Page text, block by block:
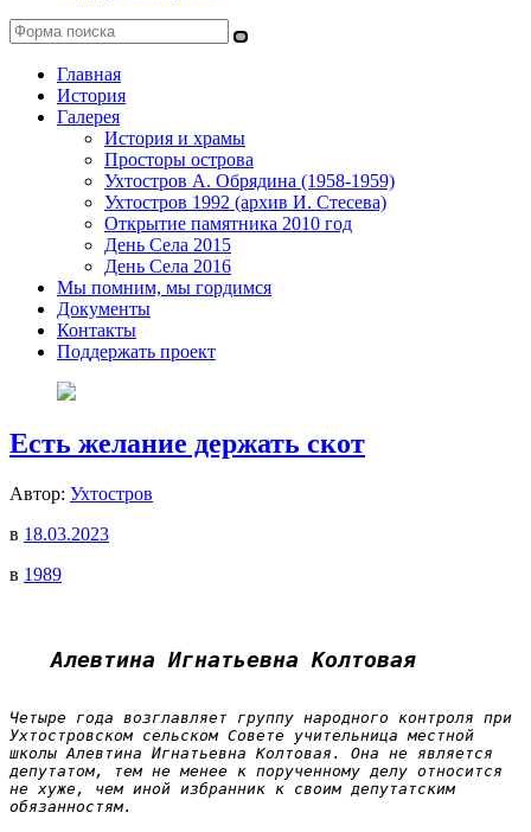
Поиск
Главная
История
Галерея
История и храмы
Просторы острова
Ухтостров А. Обрядина (1958-1959)
Ухтостров 1992 (архив И. Стесева)
Открытие памятника 2010 год
День Села 2015
День Села 2016
Мы помним, мы гордимся
Документы
Контакты
Поддержать проект
Есть желание держать скот
Автор: Ухтостров
в 18.03.2023
в 1989
Алевтина Игнатьевна Колтовая
Четыре года возглавляет группу народного контроля при
Ухтостровском сельском Совете учительница местной
школы Алевтина Игнатьевна Колтовая. Она не является
депутатом, тем не менее к порученному делу относится
не хуже, чем иной избранник к своим депутатским
обязанностям.